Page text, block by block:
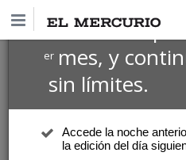
Suscríbete por
ermes, y
sin límites.
Accede la noche
la edición del día
Mansuy, Daniel
''En el fondo, Kaiser ha lanzado una